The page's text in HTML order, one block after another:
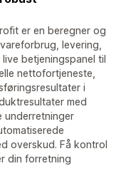
er en beregner og
levering,
betjeningspanel til
nettofortjeneste,
i
med
underretninger
overskud. Få kontrol
din forretning